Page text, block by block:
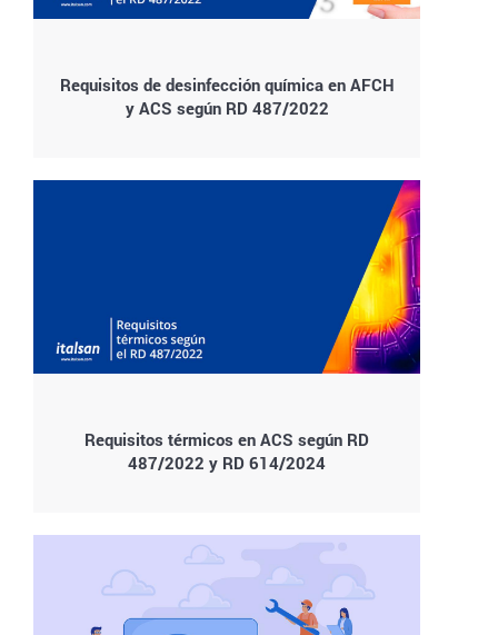
Requisitos de desinfección química en AFCH
y ACS según RD 487/2022
Requisitos térmicos en ACS según RD
487/2022 y RD 614/2024